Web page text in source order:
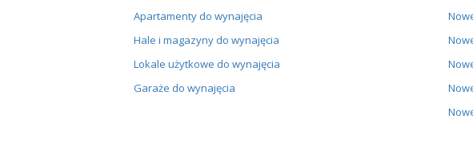
Apartamenty do wynajęcia
Hale i magazyny do wynajęcia
Lokale użytkowe do wynajęcia
Garaże do wynajęcia